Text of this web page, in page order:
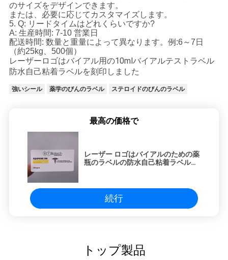
のサイズをデザインできます。
または、必要に応じてカスタマイズします。
5. Q: リードタイムはどれくらいですか?
A: 生産時間: 7-10 営業日
配送時間: 数量と重量によって異なります。例:6～7日
（約25kg、500個）
レーザーロゴはバイアル用の10mlバイアルテストラベル
防水自己粘着ラベルを刻印しました
強いシール 薬学のびんのラベル ステロイドのびんのラベル
最高の価格で
レーザー ロゴはバイアルのための薬
瓶のラベルの防水自己粘着ラベルを
続行
トップ製品